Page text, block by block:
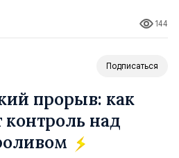
обманчивую видимость
страны“ и выносит
вооружении на
144
Подписаться
прорыв: как
контроль над